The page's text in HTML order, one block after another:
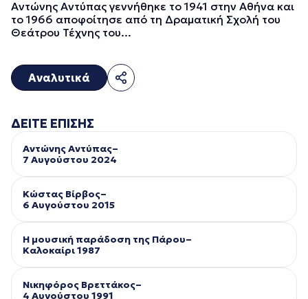
Αντώνης Αντύπας γεννήθηκε το 1941 στην Αθήνα και
το 1966 αποφοίτησε από τη Δραματική Σχολή του
Θεάτρου Τέχνης του...
Αναλυτικά
ΔΕΙΤΕ ΕΠΙΣΗΣ
Αντώνης Αντύπας–
7 Αυγούστου 2024
Κώστας Βίρβος–
6 Αυγούστου 2015
Η μουσική παράδοση της Πάρου–
Kαλοκαίρι 1987
Νικηφόρος Βρεττάκος–
4 Αυγούστου 1991